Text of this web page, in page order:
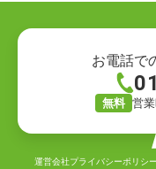
フリーターからの就職の
退職についての記事一覧
ハローワークでの仕事
転職活動の記事一覧
就職の方法の記事一覧
仕事のお悩みの記事一覧
就職の悩み
お電話で
無料 営
運営会社プライバシーポリシー